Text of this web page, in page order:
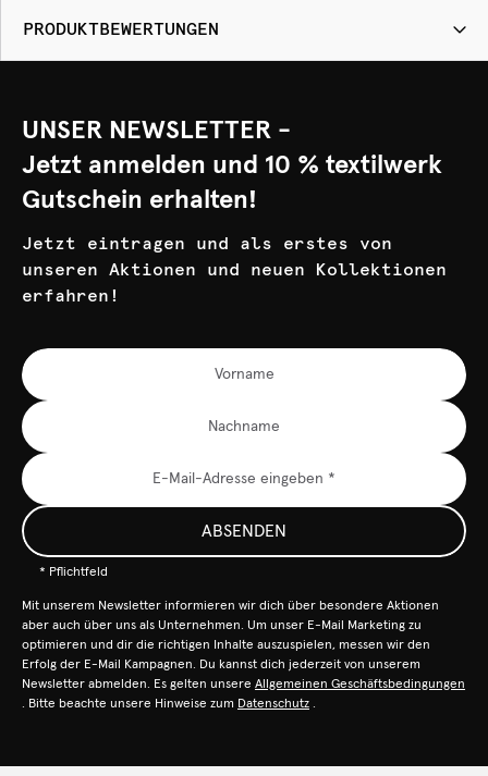
PRODUKTBEWERTUNGEN
UNSER NEWSLETTER -
Jetzt anmelden und 10 % textilwerk
Gutschein erhalten!
Jetzt eintragen und als erstes von
unseren Aktionen und neuen Kollektionen
erfahren!
ABSENDEN
* Pflichtfeld
Mit unserem Newsletter informieren wir dich über besondere Aktionen
aber auch über uns als Unternehmen. Um unser E-Mail Marketing zu
optimieren und dir die richtigen Inhalte auszuspielen, messen wir den
Erfolg der E-Mail Kampagnen. Du kannst dich jederzeit von unserem
Newsletter abmelden. Es gelten unsere Allgemeinen Geschäftsbedingungen
. Bitte beachte unsere Hinweise zum Datenschutz .